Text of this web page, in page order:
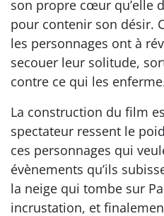
son propre cœur qu’elle
pour contenir son désir.
les personnages ont à
secouer leur solitude,
contre ce qui les
La construction du film
spectateur ressent le
ces personnages qui
évènements qu’ils
la neige qui tombe sur
incrustation, et